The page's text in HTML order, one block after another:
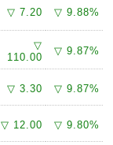
▽ 7.20 ▽ 9.88%
▽
110.00
▽ 9.87%
▽ 3.30 ▽ 9.87%
▽ 12.00 ▽ 9.80%